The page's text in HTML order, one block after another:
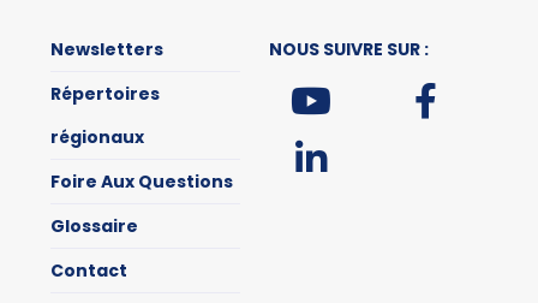
Newsletters
Répertoires
régionaux
Foire Aux Questions
Glossaire
Contact
NOUS SUIVRE SUR :